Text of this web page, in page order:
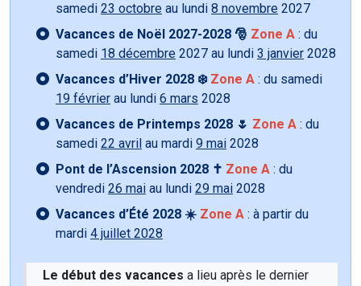
samedi 23 octobre au lundi 8 novembre 2027
Vacances de Noël 2027-2028 🎅 Zone A : du
samedi 18 décembre 2027 au lundi 3 janvier 2028
Vacances d’Hiver 2028 ❄️ Zone A : du samedi
19 février au lundi 6 mars 2028
Vacances de Printemps 2028 🌷 Zone A : du
samedi 22 avril au mardi 9 mai 2028
Pont de l’Ascension 2028 ✝️ Zone A : du
vendredi 26 mai au lundi 29 mai 2028
Vacances d’Été 2028 ☀️ Zone A : à partir du
mardi 4 juillet 2028
Le début des vacances a lieu après le dernier